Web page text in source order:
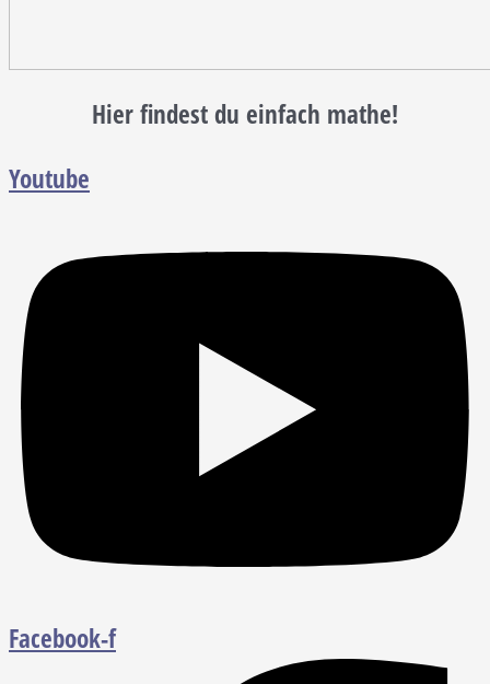
Hier findest du einfach mathe!
Youtube
Facebook-f